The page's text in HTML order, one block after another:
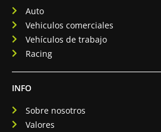
Auto
Vehiculos comerciales
Vehículos de trabajo
Racing
INFO
Sobre nosotros
Valores